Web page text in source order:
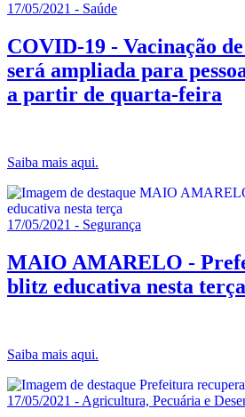
17/05/2021 - Saúde
COVID-19 - Vacinação
será ampliada para
a partir de quarta-feira
Saiba mais aqui.
17/05/2021 - Segurança
MAIO AMARELO -
blitz educativa nesta terça
Saiba mais aqui.
17/05/2021 - Agricultura, Pecuária e